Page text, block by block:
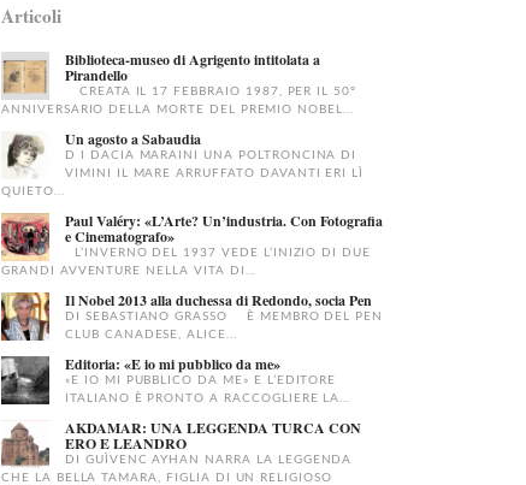
Articoli
Biblioteca-museo di Agrigento intitolata a
Pirandello
CREATA IL 17 FEBBRAIO 1987, PER IL 50°
ANNIVERSARIO DELLA MORTE DEL PREMIO NOBEL...
Un agosto a Sabaudia
D I DACIA MARAINI UNA POLTRONCINA DI
VIMINI IL MARE ARRUFFATO DAVANTI ERI LÌ
QUIETO...
Paul Valéry: «L’Arte? Un’industria. Con Fotografia
e Cinematografo»
L’INVERNO DEL 1937 VEDE L’INIZIO DI DUE
GRANDI AVVENTURE NELLA VITA DI...
Il Nobel 2013 alla duchessa di Redondo, socia Pen
DI SEBASTIANO GRASSO È MEMBRO DEL PEN
CLUB CANADESE, ALICE...
Editoria: «E io mi pubblico da me»
«E IO MI PUBBLICO DA ME» E L’EDITORE
ITALIANO È PRONTO A RACCOGLIERE LA...
AKDAMAR: UNA LEGGENDA TURCA CON
ERO E LEANDRO
DI GUÌVENC AYHAN NARRA LA LEGGENDA
CHE LA BELLA TAMARA, FIGLIA DI UN RELIGIOSO